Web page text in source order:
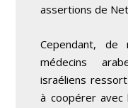
assertions de
Cependant, de
médecins
israéliens
à coopérer